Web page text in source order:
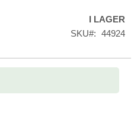
I LAGER
SKU
44924